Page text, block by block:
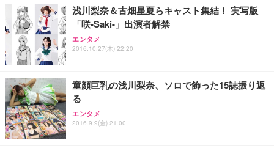
務用 おしゃれ パソコンチェア (ブラック)
Sezlife オフィスチェア デスクチェア 疲れない テレ
ワーク チェア 強化バックレスト 30度ロッキング機
能 人間工学 椅子 腰サポート 90度跳ね上げ式アーム
務用 おしゃれ パソコンチェア (ホワイト)
ANDWINT オフィスチェア デスクチェア 肘なし メ
ッシュ 通気性 ランバーサポート付き 腰サポート ガ
ス圧無段階昇降 360度回転 キャスター付き コンパク
【整備済み品】Dell E2724HS 27インチ 液晶モニタ
ー フルHD（1920×1080）VA 非光沢 HDMI/DisplayP
ort/VGA スピーカー内蔵 高さ調整 スイベル VESA対
【MiniLED/24.5inch/280Hz/FHD】GRAPHT THE S
HOOTER Gaming Monitor 24” Essential ゲーミン
グモニター QD 24.5インチ 1ms FHD 量子ドット 残
Smart Basic(スマートベーシック) 【Amazon.co.jp
限定】 Smart Basic アイリスオーヤマ ペットシーツ
超厚型 お徳用 ワイド 100枚入 (x 1) (ケース販売)
アイリスオーヤマ ペットシーツ 超厚型 お徳用 レギ
ュラー 200枚入【Amazon.co.jp限定】
浅川梨奈＆古畑星夏らキャスト集結！ 実写版
「咲-Saki-」出演者解禁
エンタメ
2016.10.27(木) 22:20
童顔巨乳の浅川梨奈、ソロで飾った15誌振り返
る
エンタメ
2016.9.9(金) 21:00